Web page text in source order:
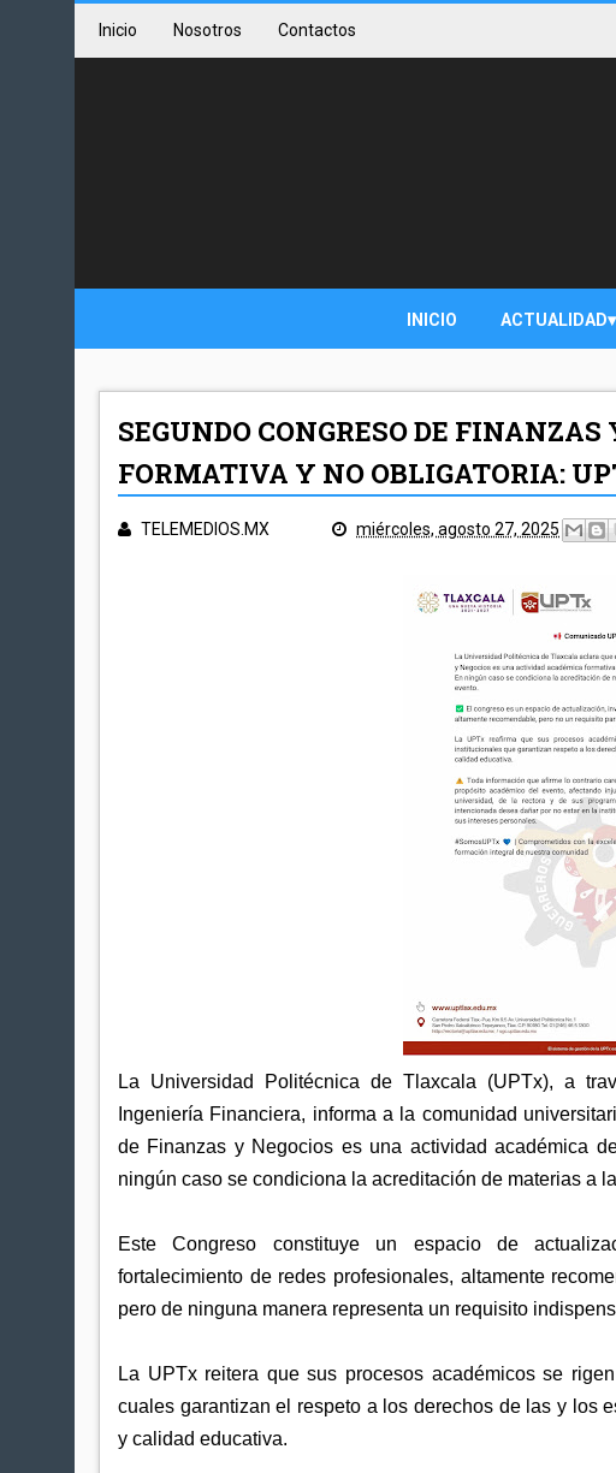
Inicio Nosotros Contactos
INICIO ACTUALIDAD
SEGUNDO CONGRESO DE
FORMATIVA Y NO OBLIGATORIA:
TELEMEDIOS.MX miércoles, agosto 27, 2025
La Universidad Politécnica de Tlaxcala (UPTx), a
Ingeniería Financiera, informa a la comunidad
de Finanzas y Negocios es una actividad académica
ningún caso se condiciona la acreditación de materias a
Este Congreso constituye un espacio de
fortalecimiento de redes profesionales, altamente
pero de ninguna manera representa un requisito
La UPTx reitera que sus procesos académicos se
cuales garantizan el respeto a los derechos de las y los
y calidad educativa.